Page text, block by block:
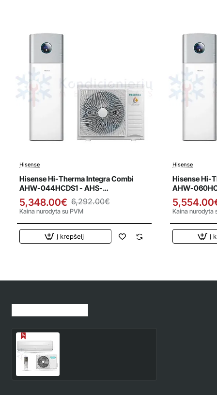
Išpardavimas
Hisense
Hisense Hi-Therma Integra Combi
AHW-044HCDS1 - AHS-
044HCDSAA-23 4.4 kW oras-vanduo
šilumos siurblys
5,348.00€ 6,292.00€
Kaina nurodyta su PVM
Į krepšelį
Hisense
Hisense Hi-
AHW-
šilumos
Kaina nurodyta
Į